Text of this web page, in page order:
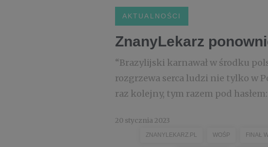
AKTUALNOŚCI
ZnanyLekarz
“Brazylijski karnawał w środku
rozgrzewa serca ludzi nie tylko w
raz kolejny, tym razem pod
20 stycznia 2023
ZNANYLEKARZ.PL WOŚP FINAŁ